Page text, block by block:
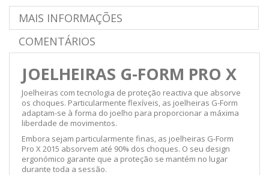
MAIS INFORMAÇÕES
COMENTÁRIOS
JOELHEIRAS G-FORM PRO X
Joelheiras com tecnologia de proteção reactiva que absorve
os choques. Particularmente flexíveis, as joelheiras G-Form
adaptam-se à forma do joelho para proporcionar a máxima
liberdade de movimentos.
Embora sejam particularmente finas, as joelheiras G-Form
Pro X 2015 absorvem até 90% dos choques. O seu design
ergonómico garante que a proteção se mantém no lugar
durante toda a sessão.